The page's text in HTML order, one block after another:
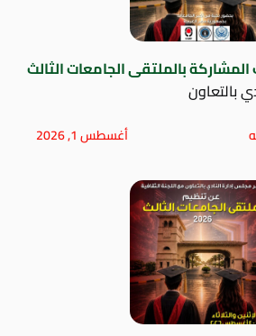
بالملتقى الجامعات الثالث
بالتعاون
أغسطس 1, 2026